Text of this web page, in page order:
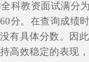
科教资面试满分
分。在查询成绩
有具体分数。因
高效稳定的表现